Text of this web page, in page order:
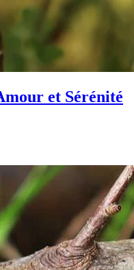
et Sérénité